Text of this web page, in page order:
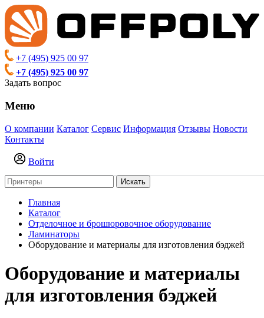
+7 (495) 925 00 97
+7 (495) 925 00 97
Задать вопрос
Меню
О компании Каталог Сервис Информация Отзывы Новости
Контакты
Войти
Искать
Главная
Каталог
Отделочное и брошюровочное оборудование
Ламинаторы
Оборудование и материалы для изготовления бэджей
Оборудование и материалы
для изготовления бэджей